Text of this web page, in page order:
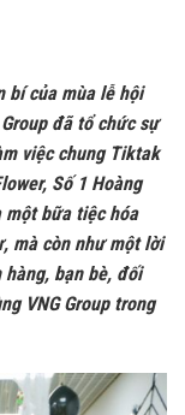
bí của mùa lễ hội
đã tổ chức sự
việc chung Tiktak
Số 1 Hoàng
một bữa tiệc hóa
mà còn như một lời
hàng, bạn bè, đối
VNG Group trong